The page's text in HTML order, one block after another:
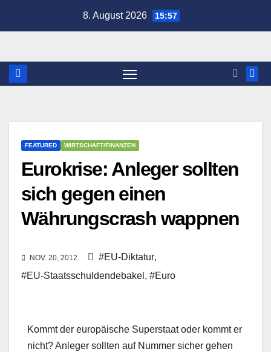
8. August 2026 15:57
FEATURED WIRTSCHAFT/FINANZEN
Eurokrise: Anleger sollten
sich gegen einen
Währungscrash wappnen
NOV. 20, 2012 #EU-Diktatur,
#EU-Staatsschuldendebakel , #Euro
Kommt der europäische Superstaat oder kommt er
nicht? Anleger sollten auf Nummer sicher gehen